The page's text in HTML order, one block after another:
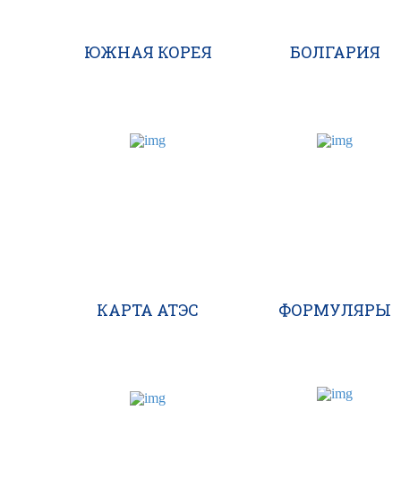
ЮЖНАЯ КОРЕЯ БОЛГАРИЯ
КАРТА АТЭС ФОРМУЛЯРЫ